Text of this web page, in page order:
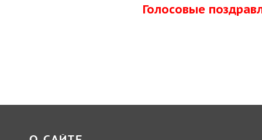
Голосовые